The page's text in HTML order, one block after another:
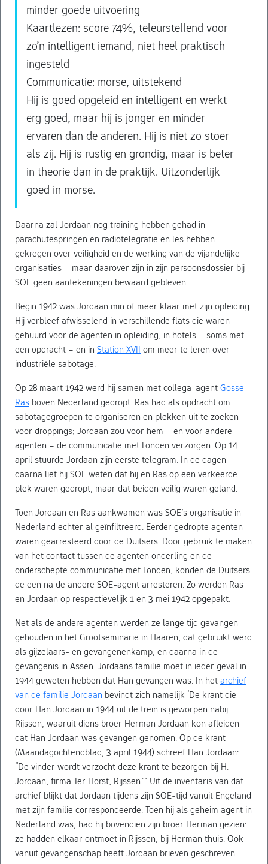
minder goede uitvoering
Kaartlezen: score 74%, teleurstellend voor
zo’n intelligent iemand, niet heel praktisch
ingesteld
Communicatie: morse, uitstekend
Hij is goed opgeleid en intelligent en werkt
erg goed, maar hij is jonger en minder
ervaren dan de anderen. Hij is niet zo stoer
als zij. Hij is rustig en grondig, maar is beter
in theorie dan in de praktijk. Uitzonderlijk
goed in morse.
Daarna zal Jordaan nog training hebben gehad in
parachutespringen en radiotelegrafie en les hebben
gekregen over veiligheid en de werking van de vijandelijke
organisaties – maar daarover zijn in zijn persoonsdossier bij
SOE geen aantekeningen bewaard gebleven.
Begin 1942 was Jordaan min of meer klaar met zijn opleiding.
Hij verbleef afwisselend in verschillende flats die waren
gehuurd voor de agenten in opleiding, in hotels – soms met
een opdracht – en in Station XVII om meer te leren over
industriële sabotage.
Op 28 maart 1942 werd hij samen met collega-agentGosse
Ras boven Nederland gedropt. Ras had als opdracht om
sabotagegroepen te organiseren en plekken uit te zoeken
voor droppings; Jordaan zou voor hem – en voor andere
agenten – de communicatie met Londen verzorgen. Op 14
april stuurde Jordaan zijn eerste telegram. In de dagen
daarna liet hij SOE weten dat hij en Ras op een verkeerde
plek waren gedropt, maar dat beiden veilig waren geland.
Toen Jordaan en Ras aankwamen was SOE’s organisatie in
Nederland echter al geïnfiltreerd. Eerder gedropte agenten
waren gearresteerd door de Duitsers. Door gebruik te maken
van het contact tussen de agenten onderling en de
onderschepte communicatie met Londen, konden de Duitsers
de een na de andere SOE-agent arresteren. Zo werden Ras
en Jordaan op respectievelijk 1 en 3 mei 1942 opgepakt.
Net als de andere agenten werden ze lange tijd gevangen
gehouden in het Grootseminarie in Haaren, dat gebruikt werd
als gijzelaars- en gevangenenkamp, en daarna in de
gevangenis in Assen. Jordaans familie moet in ieder geval in
1944 geweten hebben dat Han gevangen was. In hetarchief
van de familie Jordaan bevindt zich namelijk ‘De krant die
door Han Jordaan in 1944 uit de trein is geworpen nabij
Rijssen, waaruit diens broer Herman Jordaan kon afleiden
dat Han Jordaan was gevangen genomen. Op de krant
(Maandagochtendblad, 3 april 1944) schreef Han Jordaan:
“De vinder wordt verzocht deze krant te bezorgen bij H.
Jordaan, firma Ter Horst, Rijssen.”’ Uit de inventaris van dat
archief blijkt dat Jordaan tijdens zijn SOE-tijd vanuit Engeland
met zijn familie correspondeerde. Toen hij als geheim agent in
Nederland was, had hij bovendien zijn broer Herman gezien:
ze hadden elkaar ontmoet in Rijssen, bij Herman thuis. Ook
vanuit gevangenschap heeft Jordaan brieven geschreven –